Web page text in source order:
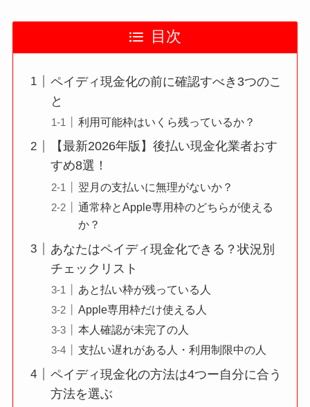
目次
ペイディ現金化の前に確認すべき3つのこ
と
利用可能枠はいくら残っているか？
【最新2026年版】後払い現金化業者おす
すめ8選！
翌月の支払いに無理がないか？
通常枠とApple専用枠のどちらが使える
か？
あなたはペイディ現金化できる？状況別
チェックリスト
あと払い枠が残っている人
Apple専用枠だけ使える人
本人確認が未完了の人
支払い遅れがある人・利用制限中の人
ペイディ現金化の方法は4つー自分に合う
方法を選ぶ